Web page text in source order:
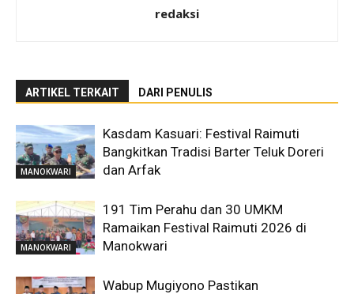
redaksi
ARTIKEL TERKAIT DARI PENULIS
MANOKWARI
Kasdam Kasuari: Festival Raimuti
Bangkitkan Tradisi Barter Teluk Doreri
dan Arfak
MANOKWARI
191 Tim Perahu dan 30 UMKM
Ramaikan Festival Raimuti 2026 di
Manokwari
Wabup Mugiyono Pastikan